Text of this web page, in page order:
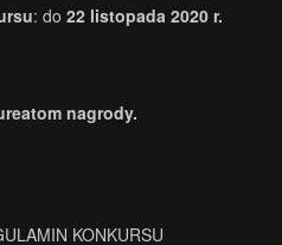
: do 22 listopada 2020 r.
nagrody.
KONKURSU